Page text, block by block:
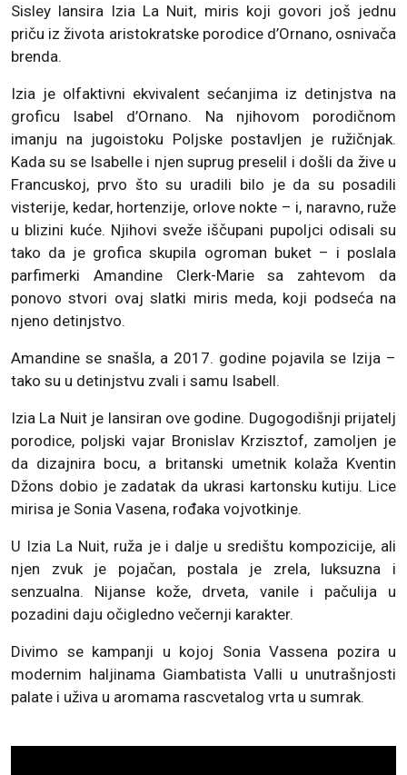
Sisley lansira Izia La Nuit, miris koji govori još jednu
priču iz života aristokratske porodice d’Ornano, osnivača
brenda.
Izia je olfaktivni ekvivalent sećanjima iz detinjstva na
groficu Isabel d’Ornano. Na njihovom porodičnom
imanju na jugoistoku Poljske postavljen je ružičnjak.
Kada su se Isabelle i njen suprug preselil i došli da žive u
Francuskoj, prvo što su uradili bilo je da su posadili
visterije, kedar, hortenzije, orlove nokte – i, naravno, ruže
u blizini kuće. Njihovi sveže iščupani pupoljci odisali su
tako da je grofica skupila ogroman buket – i poslala
parfimerki Amandine Clerk-Marie sa zahtevom da
ponovo stvori ovaj slatki miris meda, koji podseća na
njeno detinjstvo.
Amandine se snašla, a 2017. godine pojavila se Izija –
tako su u detinjstvu zvali i samu Isabell.
Izia La Nuit je lansiran ove godine. Dugogodišnji prijatelj
porodice, poljski vajar Bronislav Krzisztof, zamoljen je
da dizajnira bocu, a britanski umetnik kolaža Kventin
Džons dobio je zadatak da ukrasi kartonsku kutiju. Lice
mirisa je Sonia Vasena, rođaka vojvotkinje.
U Izia La Nuit, ruža je i dalje u središtu kompozicije, ali
njen zvuk je pojačan, postala je zrela, luksuzna i
senzualna. Nijanse kože, drveta, vanile i pačulija u
pozadini daju očigledno večernji karakter.
Divimo se kampanji u kojoj Sonia Vassena pozira u
modernim haljinama Giambatista Valli u unutrašnjosti
palate i uživa u aromama rascvetalog vrta u sumrak.